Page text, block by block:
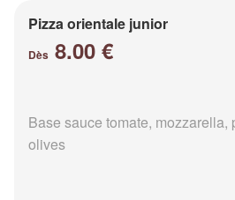
Pizza orientale junior
Dès 8.00 €
Base sauce tomate, mozzarella,
olives